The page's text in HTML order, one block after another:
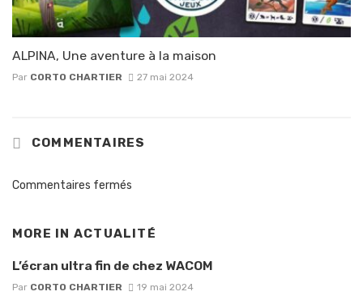
ALPINA, Une aventure à la maison
Par CORTO CHARTIER 27 mai 2024
COMMENTAIRES
Commentaires fermés
MORE IN ACTUALITÉ
L’écran ultra fin de chez WACOM
Par CORTO CHARTIER 19 mai 2024